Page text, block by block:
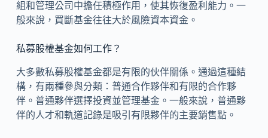
組和管理公司中擔任積極作用，使其恢復盈利能力。一
般來說，買斷基金往往大於風險資本資金。
私募股權基金如何工作？
大多數私募股權基金都是有限的伙伴關係。通過這種結
構，有兩種參與分類：普通合作夥伴和有限的合作夥
伴。普通夥伴選擇投資並管理基金。一般來說，普通夥
伴的人才和軌道記錄是吸引有限夥伴的主要銷售點。